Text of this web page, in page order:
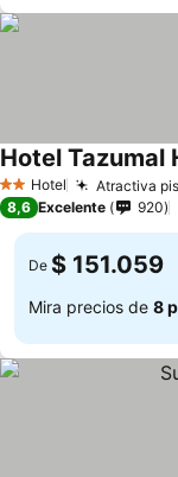
2 Estrellas
Hotel Atractiva
Hotel Tazumal
8,6 Excelente 920
De $ 151.059
Mira precios de 8